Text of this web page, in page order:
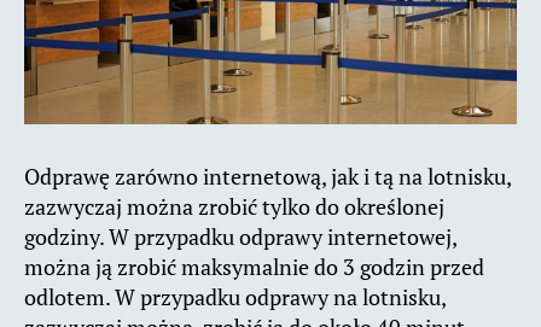
Odprawę zarówno internetową, jak i tą na lotnisku,
zazwyczaj można zrobić tylko do określonej
godziny. W przypadku odprawy internetowej,
można ją zrobić maksymalnie do 3 godzin przed
odlotem. W przypadku odprawy na lotnisku,